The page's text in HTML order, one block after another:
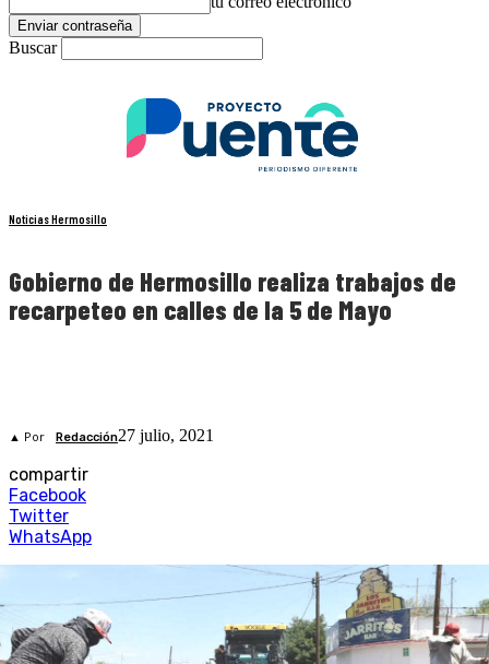
Buscar
Noticias Hermosillo
Gobierno de Hermosillo realiza trabajos de
recarpeteo en calles de la 5 de Mayo
▲ Por Redacción27 julio, 2021
compartir
Facebook
Twitter
WhatsApp